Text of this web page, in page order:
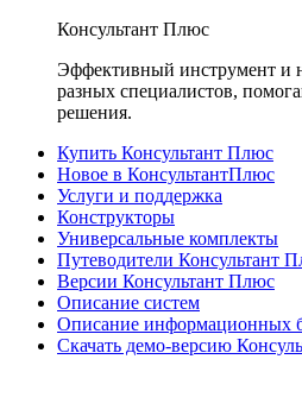
Консультант Плюс
Эффективный инструмент и
разных специалистов,
решения.
Купить Консультант Плюс
Новое в КонсультантПлюс
Услуги и поддержка
Конструкторы
Универсальные комплекты
Путеводители Консультант
Версии Консультант Плюс
Описание систем
Описание информационных
Скачать демо-версию